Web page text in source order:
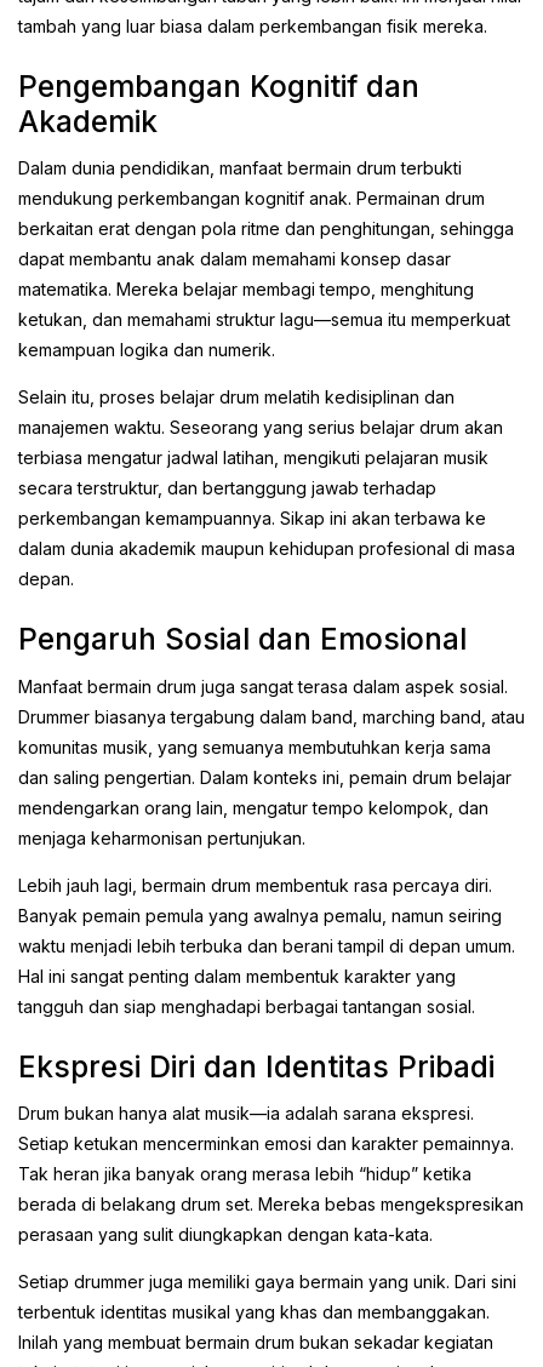
tambah yang luar biasa dalam perkembangan fisik mereka.
Pengembangan Kognitif dan
Akademik
Dalam dunia pendidikan, manfaat bermain drum terbukti
mendukung perkembangan kognitif anak. Permainan drum
berkaitan erat dengan pola ritme dan penghitungan, sehingga
dapat membantu anak dalam memahami konsep dasar
matematika. Mereka belajar membagi tempo, menghitung
ketukan, dan memahami struktur lagu—semua itu memperkuat
kemampuan logika dan numerik.
Selain itu, proses belajar drum melatih kedisiplinan dan
manajemen waktu. Seseorang yang serius belajar drum akan
terbiasa mengatur jadwal latihan, mengikuti pelajaran musik
secara terstruktur, dan bertanggung jawab terhadap
perkembangan kemampuannya. Sikap ini akan terbawa ke
dalam dunia akademik maupun kehidupan profesional di masa
depan.
Pengaruh Sosial dan Emosional
Manfaat bermain drum juga sangat terasa dalam aspek sosial.
Drummer biasanya tergabung dalam band, marching band, atau
komunitas musik, yang semuanya membutuhkan kerja sama
dan saling pengertian. Dalam konteks ini, pemain drum belajar
mendengarkan orang lain, mengatur tempo kelompok, dan
menjaga keharmonisan pertunjukan.
Lebih jauh lagi, bermain drum membentuk rasa percaya diri.
Banyak pemain pemula yang awalnya pemalu, namun seiring
waktu menjadi lebih terbuka dan berani tampil di depan umum.
Hal ini sangat penting dalam membentuk karakter yang
tangguh dan siap menghadapi berbagai tantangan sosial.
Ekspresi Diri dan Identitas Pribadi
Drum bukan hanya alat musik—ia adalah sarana ekspresi.
Setiap ketukan mencerminkan emosi dan karakter pemainnya.
Tak heran jika banyak orang merasa lebih “hidup” ketika
berada di belakang drum set. Mereka bebas mengekspresikan
perasaan yang sulit diungkapkan dengan kata-kata.
Setiap drummer juga memiliki gaya bermain yang unik. Dari sini
terbentuk identitas musikal yang khas dan membanggakan.
Inilah yang membuat bermain drum bukan sekadar kegiatan